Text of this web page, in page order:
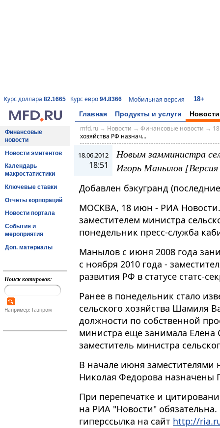
Курс доллара 82.1665 Курс евро 94.8366 Мобильная версия 18+
Главная Продукты и услуги Новости
Финансовые
новости
Новости эмитентов
Календарь
макростатистики
Ключевые ставки
Отчёты корпораций
Новости портала
События и
мероприятия
Доп. материалы
Поиск котировок:
Например: Газпром
mfd.ru→ Новости → Финансовые новости →
хозяйства РФ назнач...
18.06.2012
18:51
Новым замминистра
Игорь Манылов
Добавлен бэкугранд
МОСКВА, 18 июн - РИА
заместителем министра
понедельник пресс-служба
Манылов с июня 2008 года
с ноября 2010 года -
развития РФ в статусе статс-
Ранее в понедельник стало
сельского хозяйства Шамиля
должности по собственной
министра еще занимала Елена
заместитель министра
В начале июня заместителями
Николая Федорова
При перепечатке и
на РИА "Новости"
гиперссылка на сайт http://